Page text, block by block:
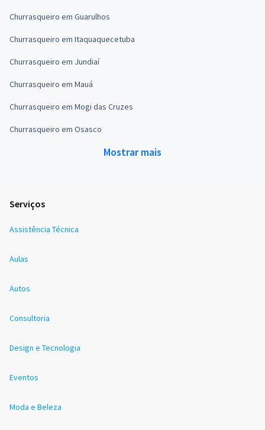
Churrasqueiro em Guarulhos
Churrasqueiro em Itaquaquecetuba
Churrasqueiro em Jundiaí
Churrasqueiro em Mauá
Churrasqueiro em Mogi das Cruzes
Churrasqueiro em Osasco
Mostrar mais
Serviços
Assistência Técnica
Aulas
Autos
Consultoria
Design e Tecnologia
Eventos
Moda e Beleza